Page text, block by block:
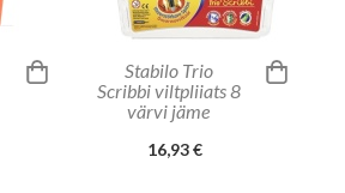
Stabilo Trio
Scribbi viltpliiats 8
värvi jäme
16,93 €